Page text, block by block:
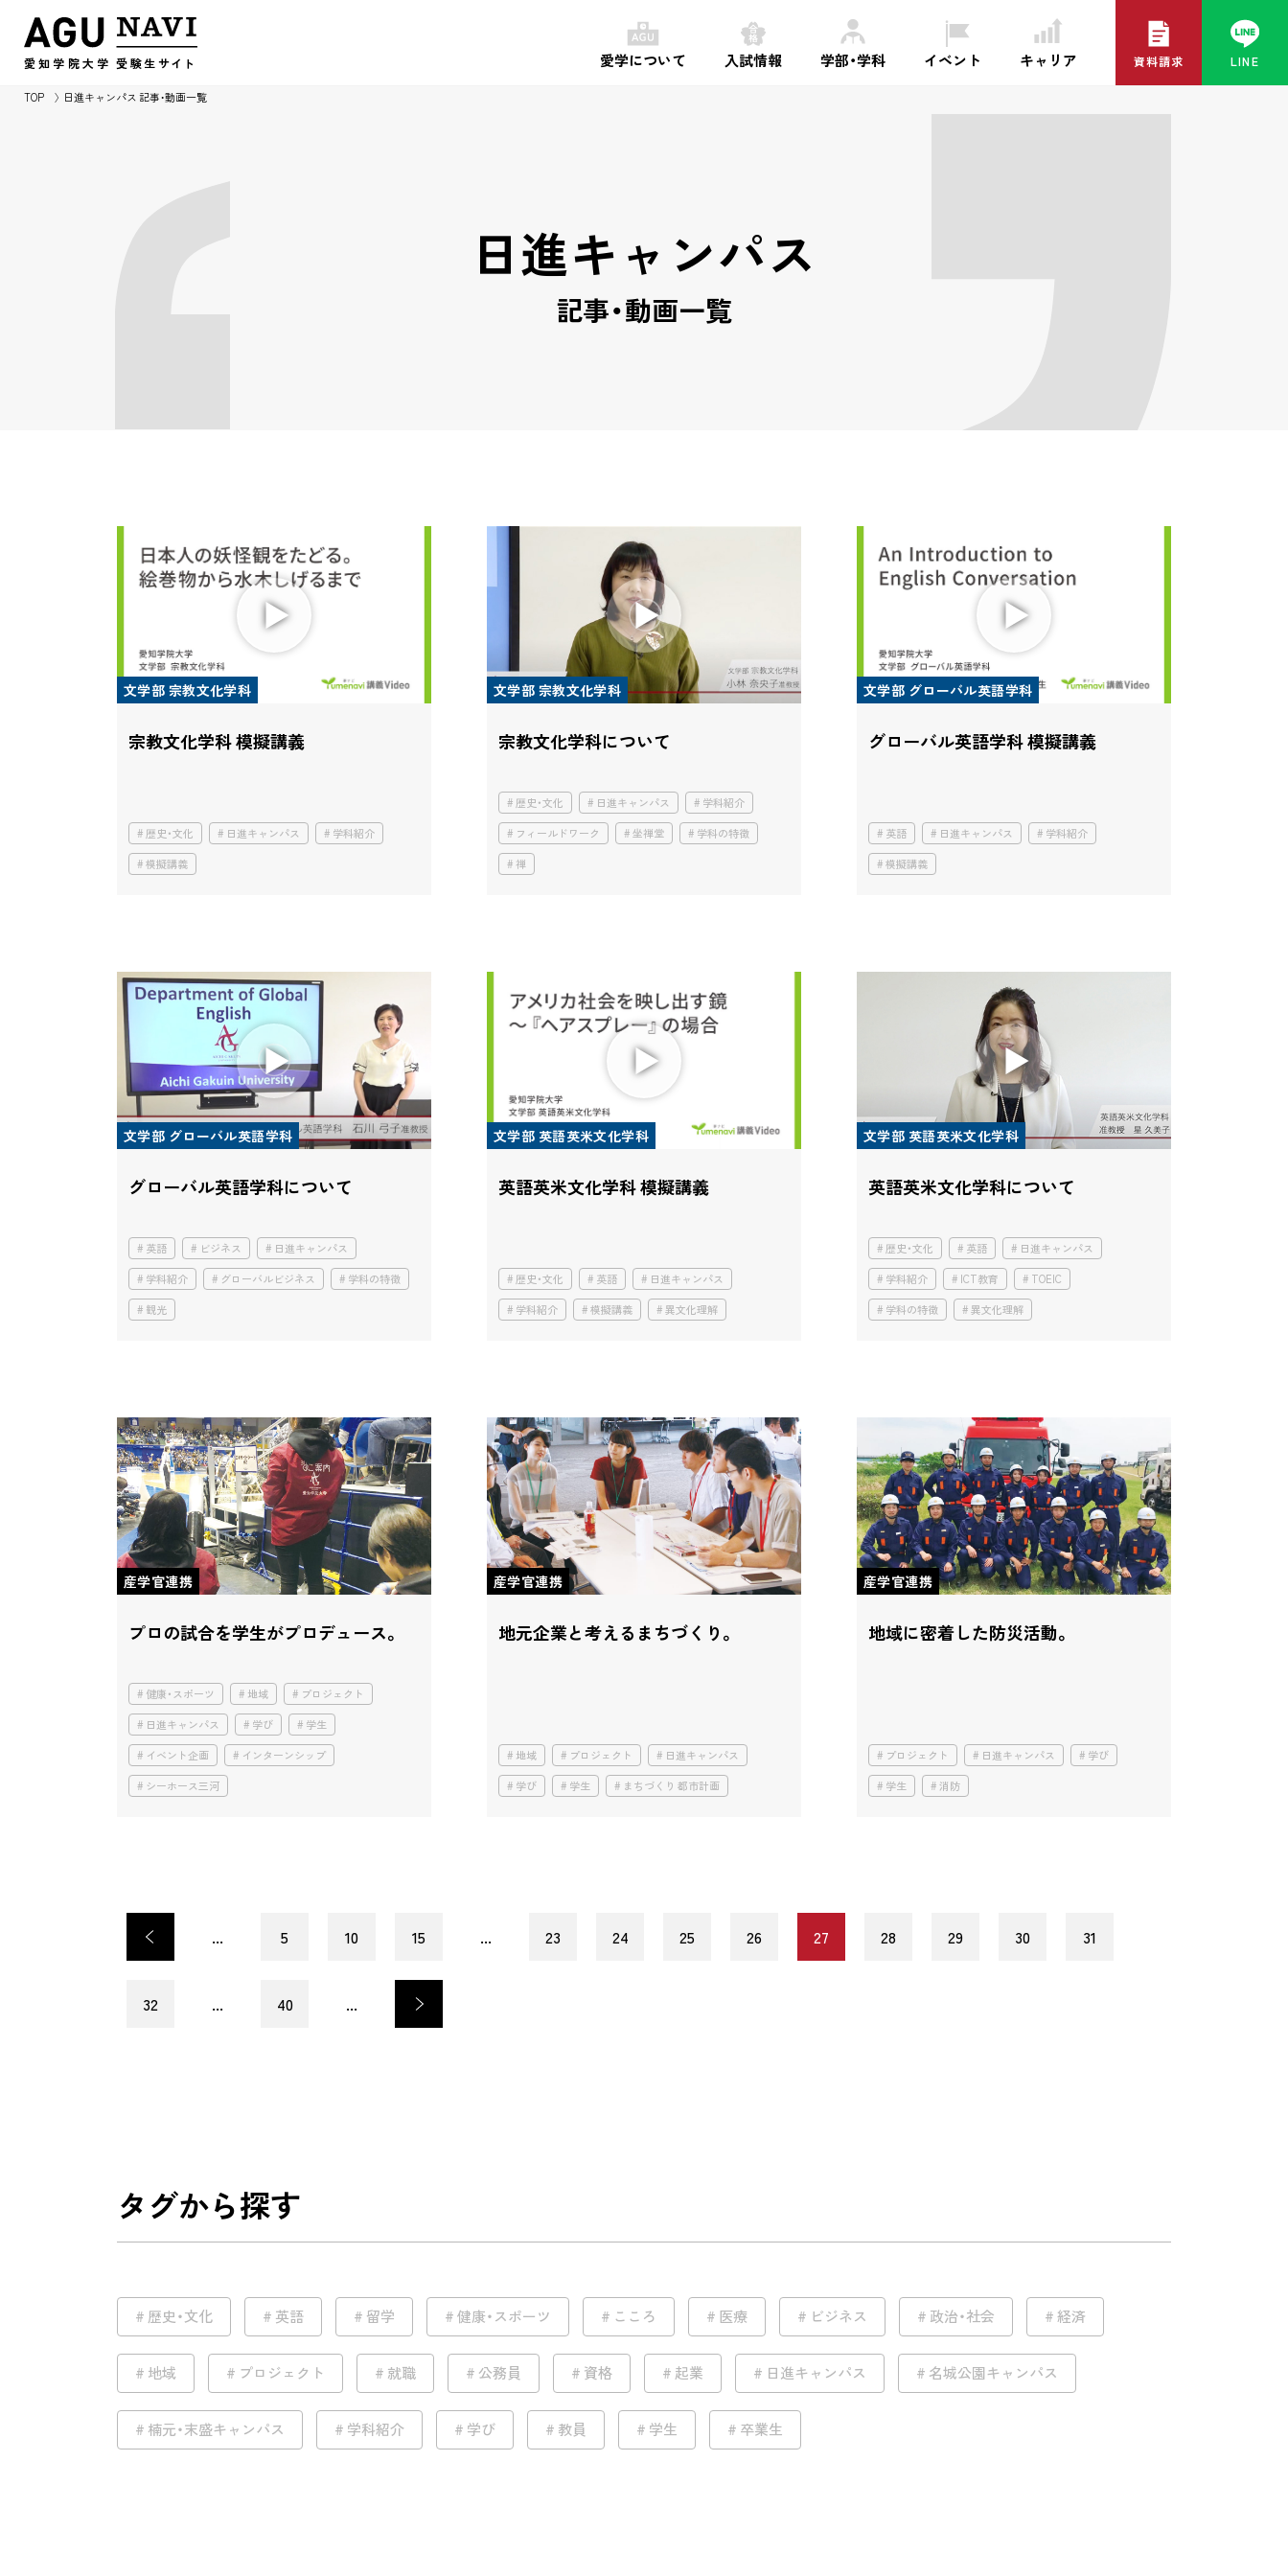
愛知学院大学 受験生サイ ト 愛学について 入試情報 学部・学科 イベント キャリア 資料請求 LINE
TOP 日進キャンパス 記事・動画一覧
日進キャンパス
記事・動画一覧
文学部 宗教文化学科
宗教文化学科 模擬講義
歴史・文化 日進キャンパス
学科紹介
模擬講義
文学部 宗教文化学科
宗教文化学科について
歴史・文化 日進キャンパス
学科紹介
フィールドワーク
坐禅堂
学科の特徴
禅
文学部 グローバル英語学科
グローバル英語学科 模擬講義
英語 日進キャンパス
学科紹介
模擬講義
文学部 グローバル英語学科
グローバル英語学科について
英語 ビジネス
日進キャンパス
学科紹介
グローバルビジネス
学科の特徴
観光
文学部 英語英米文化学科
英語英米文化学科 模擬講義
歴史・文化 英語
日進キャンパス
学科紹介
模擬講義 異文化理解
文学部 英語英米文化学科
英語英米文化学科について
歴史・文化 英語
日進キャンパス
学科紹介
ICT教育
TOEIC
学科の特徴
異文化理解
産学官連携
プロの試合を学生がプロデュース。
健康・スポーツ 地域
プロジェクト
日進キャンパス
学び
学生
イベント企画
インターンシップ
シーホース三河
産学官連携
地元企業と考えるまちづくり。
地域 プロジェクト
日進キャンパス
学び
学生 まちづくり 都市計画
産学官連携
地域に密着した防災活動。
プロジェクト 日進キャンパス
学び
学生
消防
< ... 5 10 15 ... 23 24 25 26 27 28 29 30 31
32 ... 40 ... >
タグから探す
歴史・文化 英語 留学 健康・スポーツ こころ 医療 ビジネス 政治・社会 経済
地域 プロジェクト 就職 公務員 資格 起業 日進キャンパス 名城公園キャンパス
楠元・末盛キャンパス 学科紹介 学び 教員 学生 卒業生